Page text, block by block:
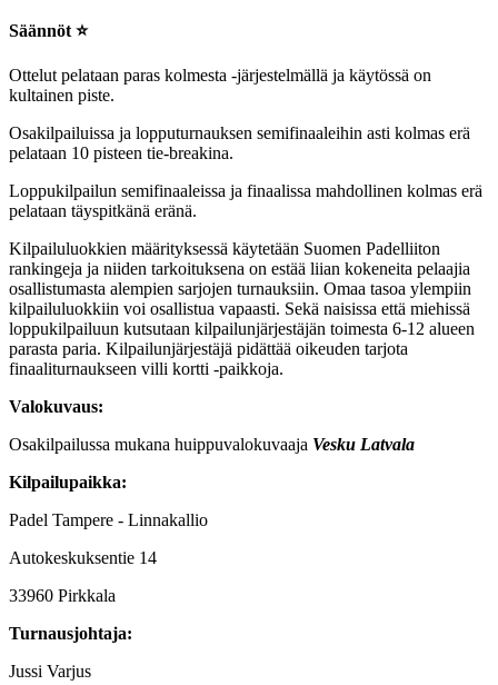
Säännöt ⭐
Ottelut pelataan paras kolmesta -järjestelmällä ja käytössä on
kultainen piste.
Osakilpailuissa ja lopputurnauksen semifinaaleihin asti kolmas erä
pelataan 10 pisteen tie-breakina.
Loppukilpailun semifinaaleissa ja finaalissa mahdollinen kolmas erä
pelataan täyspitkänä eränä.
Kilpailuluokkien määrityksessä käytetään Suomen Padelliiton
rankingeja ja niiden tarkoituksena on estää liian kokeneita pelaajia
osallistumasta alempien sarjojen turnauksiin. Omaa tasoa ylempiin
kilpailuluokkiin voi osallistua vapaasti. Sekä naisissa että miehissä
loppukilpailuun kutsutaan kilpailunjärjestäjän toimesta 6-12 alueen
parasta paria. Kilpailunjärjestäjä pidättää oikeuden tarjota
finaaliturnaukseen villi kortti -paikkoja.
Valokuvaus:
Osakilpailussa mukana huippuvalokuvaaja Vesku Latvala
Kilpailupaikka:
Padel Tampere - Linnakallio
Autokeskuksentie 14
33960 Pirkkala
Turnausjohtaja:
Jussi Varjus